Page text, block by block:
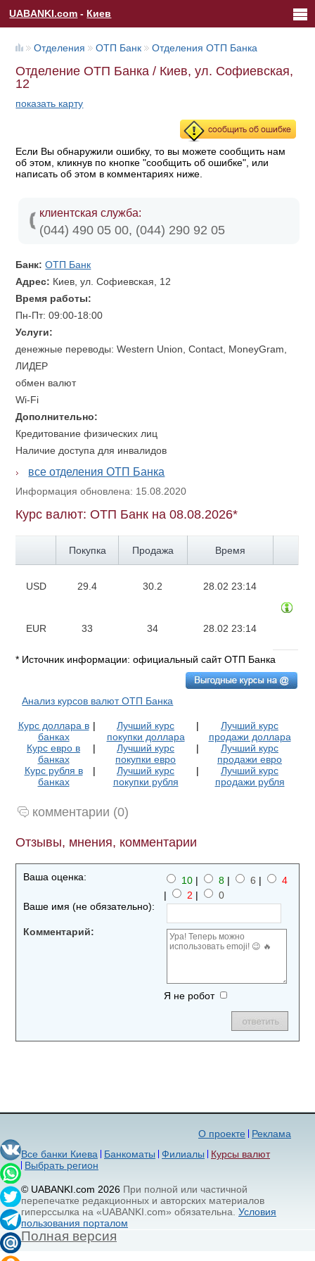
UABANKI.com - Киев
Отделения ОТП Банк Отделения ОТП Банка
Отделение ОТП Банка / Киев, ул. Софиевская,
12
показать карту
Если Вы обнаружили ошибку, то вы можете сообщить нам
об этом, кликнув по кнопке "сообщить об ошибке", или
написать об этом в комментариях ниже.
клиентская служба:
(044) 490 05 00, (044) 290 92 05
Банк:ОТП Банк
Адрес: Киев, ул. Софиевская, 12
Время работы:
Пн-Пт: 09:00-18:00
Услуги:
денежные переводы: Western Union, Contact, MoneyGram,
ЛИДЕР
обмен валют
Wi-Fi
Дополнительно:
Кредитование физических лиц
Наличие доступа для инвалидов
все отделения ОТП Банка
Информация обновлена: 15.08.2020
Курс валют: ОТП Банк на 08.08.2026*
Покупка Продажа Время
USD 29.4 30.2 28.02 23:14
EUR 33 34 28.02 23:14
* Источник информации: официальный сайт ОТП Банка
Анализ курсов валют ОТП Банка
Курс доллара в
банках
|
Лучший курс
покупки доллара
|
Лучший курс
продажи доллара
Курс евро в
банках
|
Лучший курс
покупки евро
|
Лучший курс
продажи евро
Курс рубля в
банках
|
Лучший курс
покупки рубля
|
Лучший курс
продажи рубля
комментарии (0)
Отзывы, мнения, комментарии
Ваша оценка: 10 | 8 | 6 |
4
|
2 |
0
Ваше имя (не обязательно):
Комментарий:
Я не робот
Реклама
О проекте
Все банки Киева
Банкоматы Филиалы
Курсы валют
Выбрать регион
© UABANKI.com 2026 При полной или частичной
перепечатке редакционных и авторских материалов
гиперссылка на «UABANKI.com» обязательна. Условия
пользования порталом
Полная версия